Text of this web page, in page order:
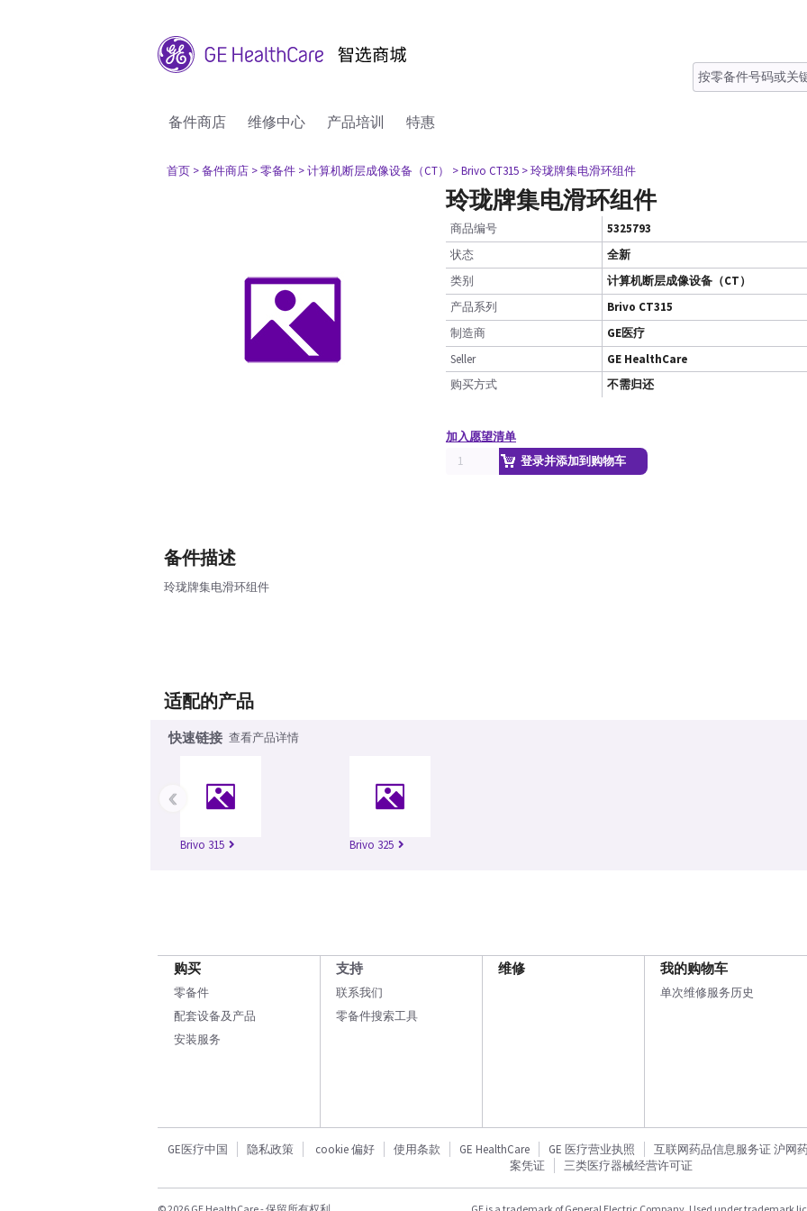
备件商店 维修中心 产品培训 特惠
首页 > 备件商店 > 零备件 > 计算机断层成像设备（CT） > Brivo CT315 > 玲珑牌集电滑环组件
玲珑牌集电滑环组件
商品编号
5325793
状态
全新
类别
计算机断层成像设备（CT）
产品系列
Brivo CT315
制造商
GE医疗
Seller
GE HealthCare
购买方式
不需归还
加入愿望清单
登录并添加到购物车
备件描述
玲珑牌集电滑环组件
适配的产品
快速链接 查看产品详情
Brivo 315 Brivo 325
‹
购买
零备件
配套设备及产品
安装服务
支持
联系我们
零备件搜索工具
维修 我的购物车
单次维修服务历史
GE医疗中国 隐私政策 cookie 偏好 使用条款 GE HealthCare GE 医疗营业执照
互联网药品信息服务证 沪网
案凭证
三类医疗器械经营许可证